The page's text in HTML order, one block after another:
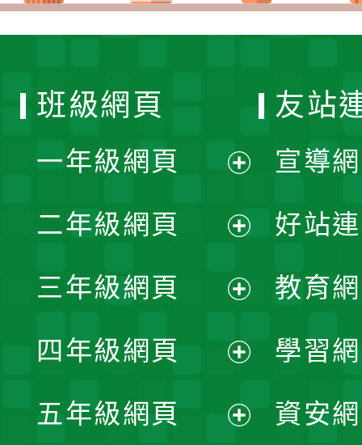
班級網頁
一年級網頁
開
選
單
二年級網頁
開
選
單
三年級網頁
開
選
四年級網頁
開
五年級網頁
友站
宣導
好站
教育
學習
資安